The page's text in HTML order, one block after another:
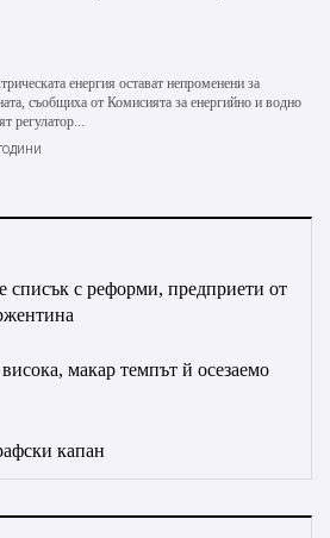
енергия остават непроменени за
съобщиха от Комисията за енергийно и водно
регулатор...
списък с реформи, предприети от
макар темпът й осезаемо
капан